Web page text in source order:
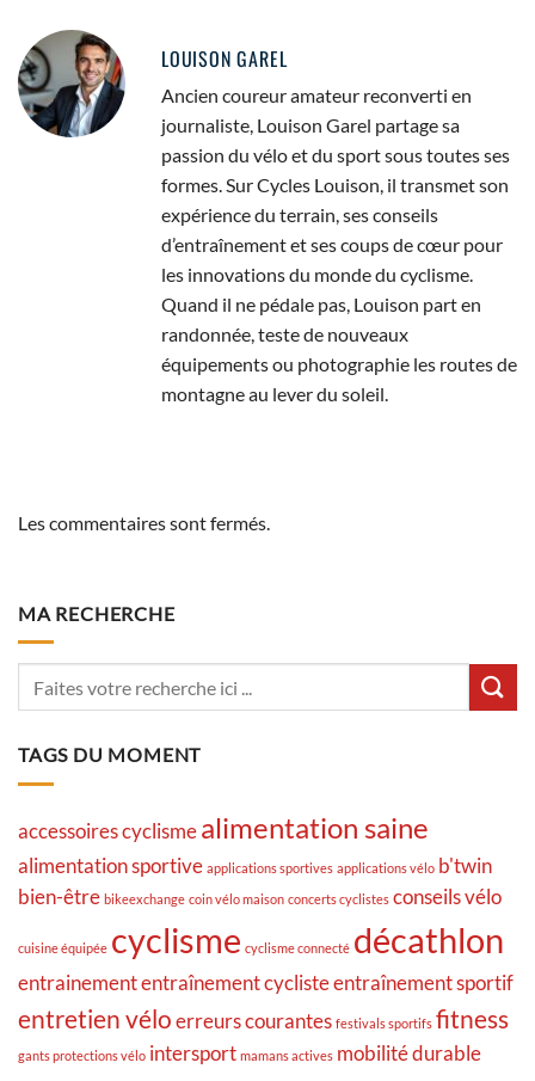
LOUISON GAREL
Ancien coureur amateur reconverti en
journaliste, Louison Garel partage sa
passion du vélo et du sport sous toutes ses
formes. Sur Cycles Louison, il transmet son
expérience du terrain, ses conseils
d’entraînement et ses coups de cœur pour
les innovations du monde du cyclisme.
Quand il ne pédale pas, Louison part en
randonnée, teste de nouveaux
équipements ou photographie les routes de
montagne au lever du soleil.
Les commentaires sont fermés.
MA RECHERCHE
TAGS DU MOMENT
accessoires cyclismealimentation saine
alimentation sportive applications sportives applications vélo b'twin
bien-être bikeexchange coin vélo maison concerts cyclistes conseils vélo
cuisine équipée cyclisme cyclisme connecté décathlon
entrainemententraînement cyclisteentraînement sportif
entretien véloerreurs courantes festivals sportifs fitness
gants protections vélo intersport mamans actives mobilité durable